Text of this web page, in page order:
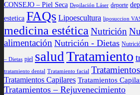
CONSEJO – Piel Seca Depilación Láser deporte
estetica FAQs Lipoescultura liposuccion
medicina estética Nutrición
alimentación Nutrición - Dietas
– Dietas piel salud Tratamiento
tratamiento dental Tratamiento facial
Tratamientos Capilares Tratamientos
Tratamientos – Rejuvenecimiento